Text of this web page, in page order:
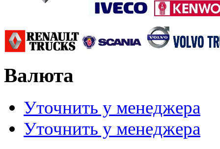
Валюта
Уточнить у менеджера
Уточнить у менеджера